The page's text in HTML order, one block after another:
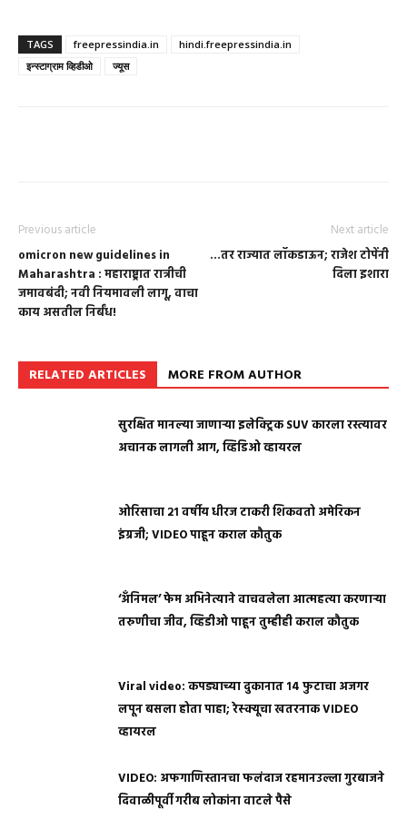
TAGS freepressindia.in
hindi.freepressindia.in
इन्स्टाग्राम व्हिडीओ
ज्यूस
Previous article
omicron new guidelines in
Maharashtra : महाराष्ट्रात रात्रीची
जमावबंदी; नवी नियमावली लागू, वाचा
काय असतील निर्बंध!
Next article
…तर राज्यात लॉकडाऊन; राजेश टोपेंनी
दिला इशारा
RELATED ARTICLES MORE FROM AUTHOR
सुरक्षित मानल्या जाणाऱ्या इलेक्ट्रिक SUV कारला रस्त्यावर
अचानक लागली आग, व्हिडिओ व्हायरल
ओरिसाचा २१ वर्षीय धीरज टाकरी शिकवतो अमेरिकन
इंग्रजी; VIDEO पाहून कराल कौतुक
‘अँनिमल’ फेम अभिनेत्याने वाचवलेला आत्महत्या करणाऱ्या
तरुणीचा जीव, व्हिडीओ पाहून तुम्हीही कराल कौतुक
Viral video: कपड्याच्या दुकानात १४ फुटाचा अजगर
लपून बसला होता पाहा; रेस्क्यूचा खतरनाक VIDEO
व्हायरल
VIDEO: अफगाणिस्तानचा फलंदाज रहमानउल्ला गुरबाजने
दिवाळीपूर्वी गरीब लोकांना वाटले पैसे